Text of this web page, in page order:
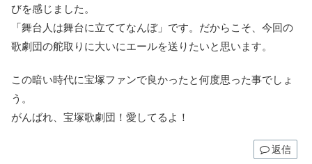
びを感じました。
「舞台人は舞台に立ててなんぼ」です。だからこそ、今回の
歌劇団の舵取りに大いにエールを送りたいと思います。
この暗い時代に宝塚ファンで良かったと何度思った事でしょ
う。
がんばれ、宝塚歌劇団！愛してるよ！
返信